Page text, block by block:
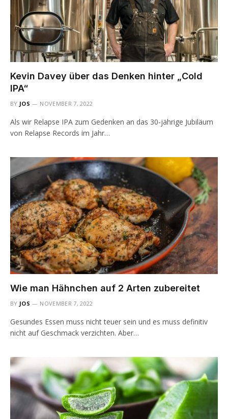
Kevin Davey über das Denken hinter „Cold
IPA“
BY JOS NOVEMBER 7, 2022
Als wir Relapse IPA zum Gedenken an das 30-jährige Jubiläum
von Relapse Records im Jahr…
Wie man Hähnchen auf 2 Arten zubereitet
BY JOS NOVEMBER 7, 2022
Gesundes Essen muss nicht teuer sein und es muss definitiv
nicht auf Geschmack verzichten. Aber…